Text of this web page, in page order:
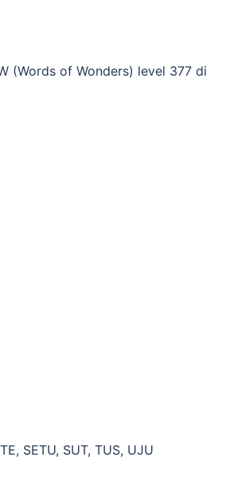
(Words of Wonders) level 377 di
SETU, SUT, TUS, UJU